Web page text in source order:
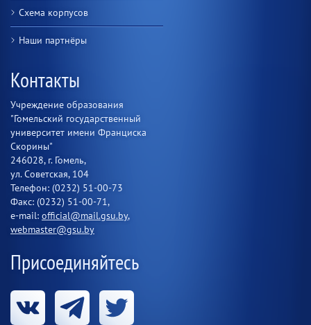
Схема корпусов
Наши партнёры
Контакты
Учреждение образования
"Гомельский государственный
университет имени Франциска
Скорины"
246028, г. Гомель,
ул. Советская, 104
Телефон: (0232) 51-00-73
Факс: (0232) 51-00-71,
e-mail: official@mail.gsu.by,
webmaster@gsu.by
Присоединяйтесь